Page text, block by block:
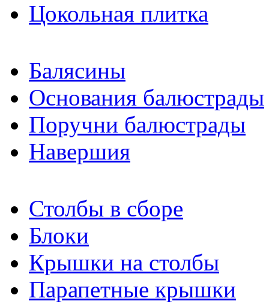
Цокольная плитка
Балясины
Основания балюстрады
Поручни балюстрады
Навершия
Столбы в сборе
Блоки
Крышки на столбы
Парапетные крышки